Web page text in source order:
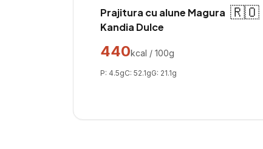
Prajitura cu alune Magura
Kandia Dulce
🇷🇴
440kcal / 100g
P: 4.5gC: 52.1gG: 21.1g